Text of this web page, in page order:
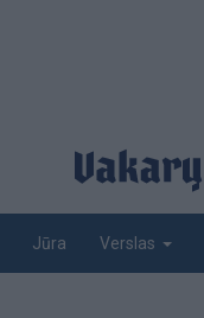
Jūra Verslas